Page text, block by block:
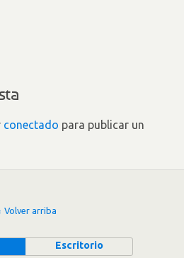
conectado para publicar un
Volver arriba
Escritorio